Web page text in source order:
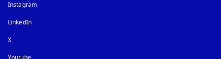
Instagram새 탭에서 열림
LinkedIn
X